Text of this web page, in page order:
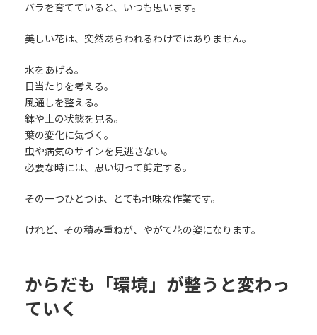
バラを育てていると、いつも思います。
美しい花は、突然あらわれるわけではありません。
水をあげる。
日当たりを考える。
風通しを整える。
鉢や土の状態を見る。
葉の変化に気づく。
虫や病気のサインを見逃さない。
必要な時には、思い切って剪定する。
その一つひとつは、とても地味な作業です。
けれど、その積み重ねが、やがて花の姿になります。
からだも「環境」が整うと変わっ
ていく